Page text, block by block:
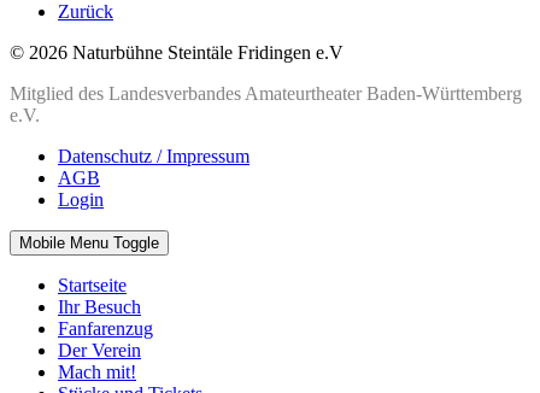
Zurück
© 2026 Naturbühne Steintäle Fridingen e.V
Mitglied des Landesverbandes Amateurtheater Baden-Württemberg
e.V.
Datenschutz / Impressum
AGB
Login
Mobile Menu Toggle
Startseite
Ihr Besuch
Fanfarenzug
Der Verein
Mach mit!